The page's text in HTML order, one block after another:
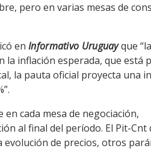
pero en varias mesas de
en Informativo Uruguayque
la inflación esperada, que está
la pauta oficial proyecta una
cada mesa de negociación,
al final del período. El Pit-Cnt
evolución de precios, otros